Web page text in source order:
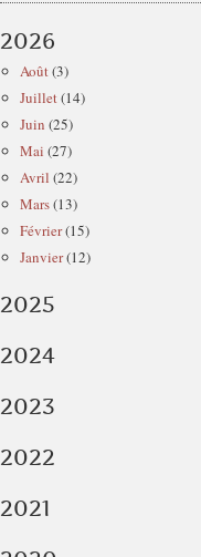
2026
Août(3)
Juillet(14)
Juin (25)
Mai (27)
Avril (22)
Mars(13)
Février(15)
Janvier(12)
2025
2024
2023
2022
2021